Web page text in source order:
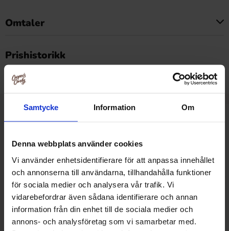
Samtycke Information Om
Denna webbplats använder cookies
Vi använder enhetsidentifierare för att anpassa innehållet
och annonserna till användarna, tillhandahålla funktioner
för sociala medier och analysera vår trafik. Vi
vidarebefordrar även sådana identifierare och annan
information från din enhet till de sociala medier och
annons- och analysföretag som vi samarbetar med.
Omtaler
Prishistorikk
Laveste pris de siste 30 dagene er 39.91 kr (2026-08-07)
Relaterte produkter